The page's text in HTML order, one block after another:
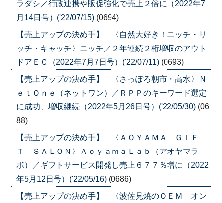
ラダシ／行政連携や販促強化で売上２倍に（2022年7
月14日号）('22/07/15) (0694)
【売上アップの決め手】 〈自然大好き！ニッチ・リ
ッチ・キャッチ〉ニッチ／２年連続２桁増収のアウト
ドアＥＣ（2022年7月7日号）('22/07/11) (0693)
【売上アップの決め手】 〈さっぽろ朝市・高水〉Ｎ
ｅｔＯｎｅ（ネットワン）／ＲＰＰのキーワード選定
に成功、増収継続（2022年5月26日号）('22/05/30) (06
88)
【売上アップの決め手】 〈ＡＯＹＡＭＡ ＧＩＦ
Ｔ ＳＡＬＯＮ〉ＡｏｙａｍａＬａｂ（アオヤマラ
ボ）／ギフトサービス開発し売上６７７％増に（2022
年5月12日号）('22/05/16) (0686)
【売上アップの決め手】 〈波佐見焼のＯＥＭ オン